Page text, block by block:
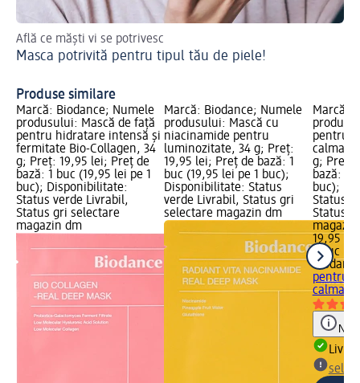
Află ce măști vi se potrivesc
Masca potrivită pentru tipul tău de piele!
Produse similare
Marcă: Biodance; Numele
produsului: Mască de față
pentru hidratare intensă și
fermitate Bio-Collagen, 34
g; Preț: 19,95 lei; Preț de
bază: 1 buc (19,95 lei pe 1
buc); Disponibilitate:
Status verde Livrabil,
Status gri selectare
magazin dm
Marcă: Biodance; Numele
produsului: Mască cu
niacinamide pentru
luminozitate, 34 g; Preț:
19,95 lei; Preț de bază: 1
buc (19,95 lei pe 1 buc);
Disponibilitate: Status
verde Livrabil, Status gri
selectare magazin dm
Marcă:
pentru
calmare
g; Preț:
bază: 1
buc);
Status
Status
19,95 lei
1 buc
pentru
Notă